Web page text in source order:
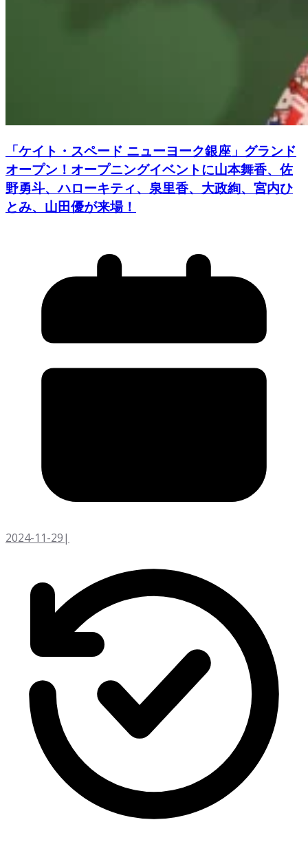
「ケイト・スペード ニューヨーク銀座」グランド
オープン！オープニングイベントに山本舞香、佐
野勇斗、ハローキティ、泉里香、大政絢、宮内ひ
とみ、山田優が来場！
2024-11-29|